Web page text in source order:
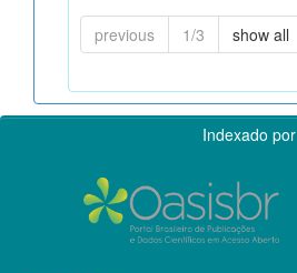
previous 1/3 show all
Indexado por